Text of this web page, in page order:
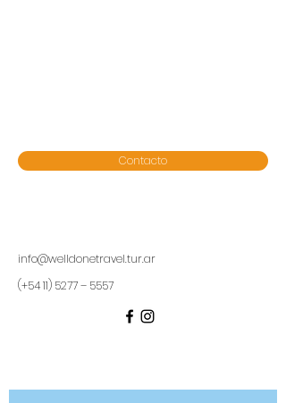
Contacto
info@welldonetravel.tur.ar
(+54 11) 5277 – 5557